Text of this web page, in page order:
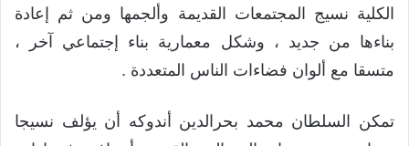
الكلية نسيج المجتمعات القديمة وألجمها ومن ثم إعادة
بناءها من جديد ، وشكل معمارية بناء إجتماعي آخر ،
متسقا مع ألوان فضاءات الناس المتعددة .
تمكن السلطان محمد بحرالدين أندوكه أن يؤلف نسيجا